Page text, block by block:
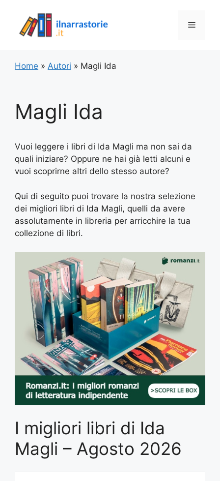
contenuto
Menu
Home » Autori » Magli Ida
Magli Ida
Vuoi leggere i libri di Ida Magli ma non sai da
quali iniziare? Oppure ne hai già letti alcuni e
vuoi scoprirne altri dello stesso autore?
Qui di seguito puoi trovare la nostra selezione
dei migliori libri di Ida Magli, quelli da avere
assolutamente in libreria per arricchire la tua
collezione di libri.
I migliori libri di Ida
Magli – Agosto 2026